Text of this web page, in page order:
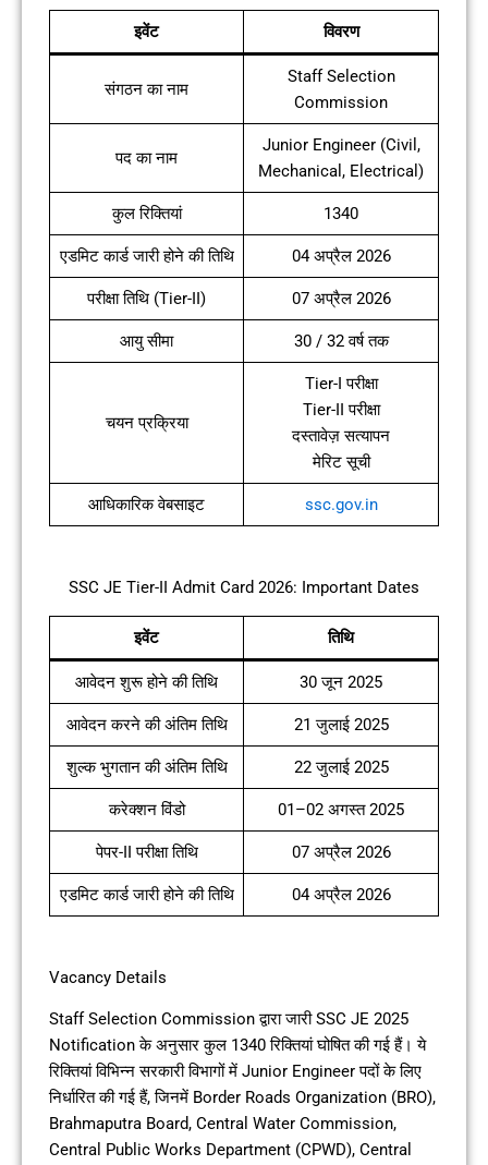
इवेंट विवरण
संगठन का नाम
Staff Selection
Commission
पद का नाम
Junior Engineer (Civil,
Mechanical, Electrical)
कुल रिक्तियां 1340
एडमिट कार्ड जारी होने की तिथि 04 अप्रैल 2026
परीक्षा तिथि (Tier-II) 07 अप्रैल 2026
आयु सीमा 30 / 32 वर्ष तक
चयन प्रक्रिया
Tier-I परीक्षा
Tier-II परीक्षा
दस्तावेज़ सत्यापन
मेरिट सूची
आधिकारिक वेबसाइट ssc.gov.in
SSC JE Tier-II Admit Card 2026: Important Dates
इवेंट तिथि
आवेदन शुरू होने की तिथि 30 जून 2025
आवेदन करने की अंतिम तिथि 21 जुलाई 2025
शुल्क भुगतान की अंतिम तिथि 22 जुलाई 2025
करेक्शन विंडो 01–02 अगस्त 2025
पेपर-II परीक्षा तिथि 07 अप्रैल 2026
एडमिट कार्ड जारी होने की तिथि 04 अप्रैल 2026
Vacancy Details
Staff Selection Commission द्वारा जारी SSC JE 2025
Notification के अनुसार कुल 1340 रिक्तियां घोषित की गई हैं। ये
रिक्तियां विभिन्न सरकारी विभागों में Junior Engineer पदों के लिए
निर्धारित की गई हैं, जिनमें Border Roads Organization (BRO),
Brahmaputra Board, Central Water Commission,
Central Public Works Department (CPWD), Central